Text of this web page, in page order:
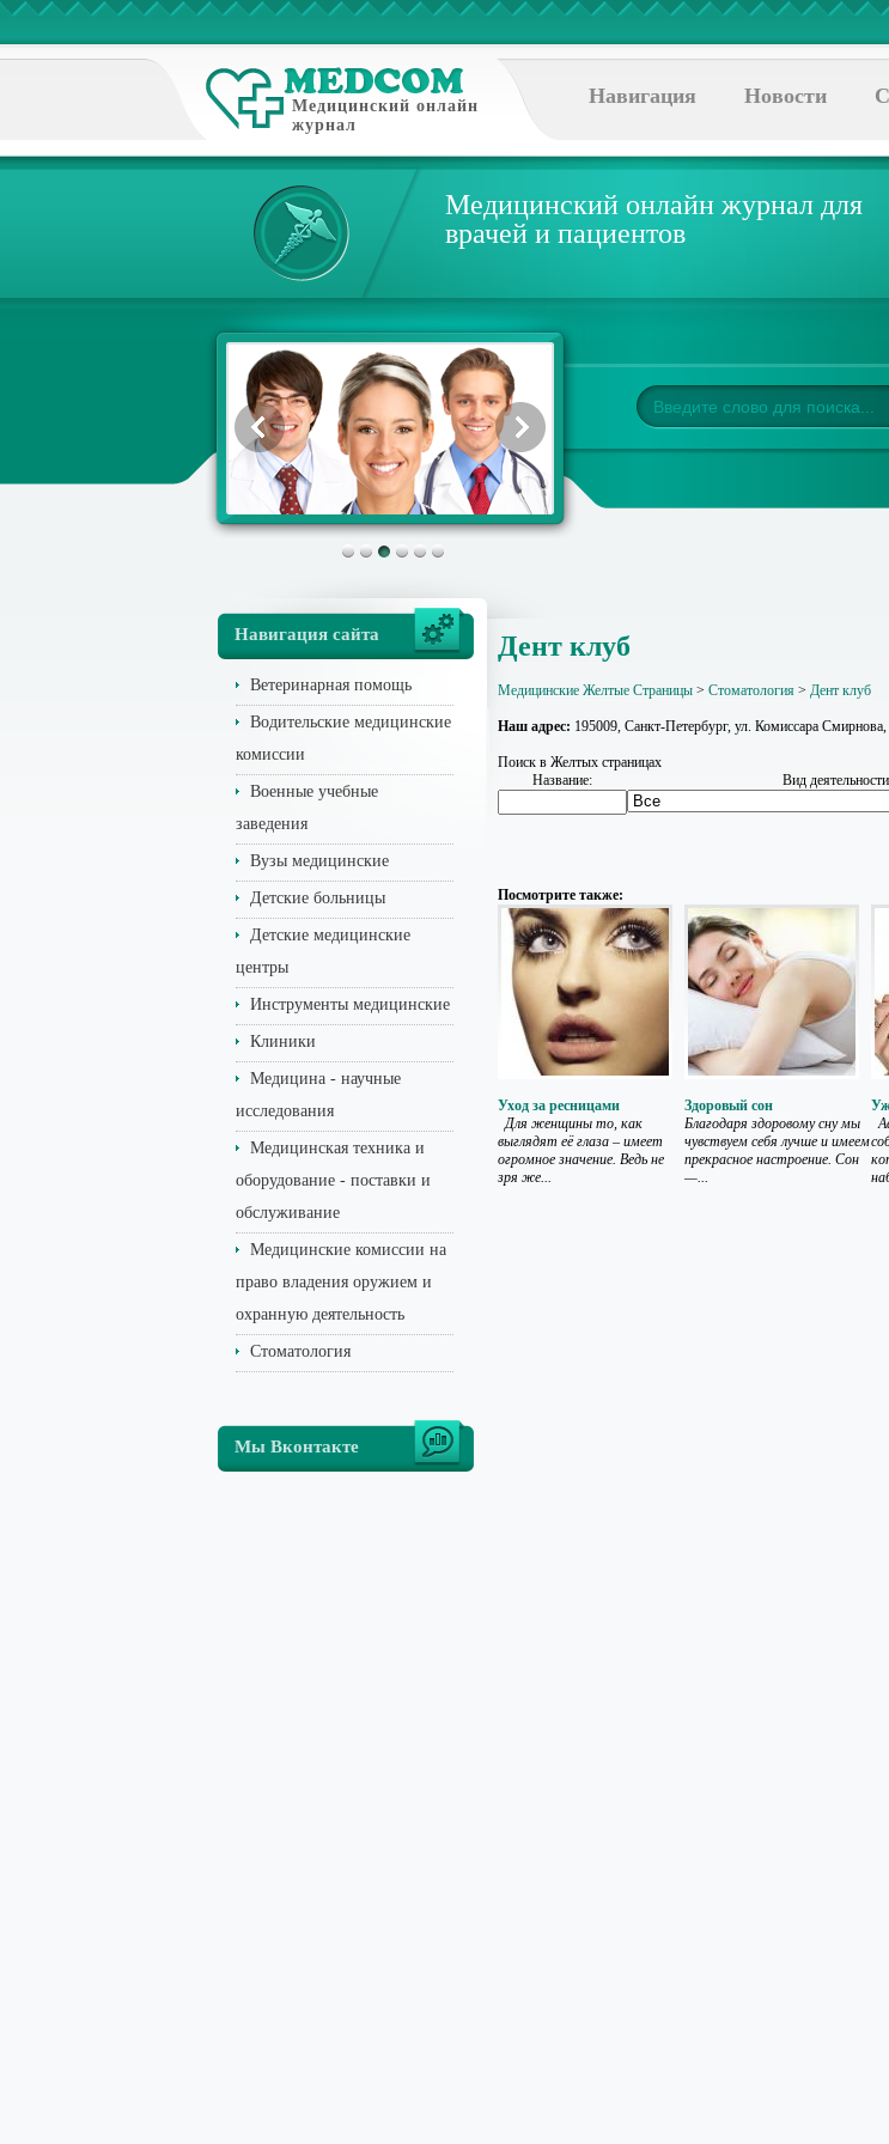
Медицинский онлайн
журнал
Навигация Новости
Медицинский онлайн журнал для
врачей и пациентов
Навигация сайта
Ветеринарная помощь
Водительские медицинские
комиссии
Военные учебные
заведения
Вузы медицинские
Детские больницы
Детские медицинские
центры
Инструменты медицинские
Клиники
Медицина - научные
исследования
Медицинская техника и
оборудование - поставки и
обслуживание
Медицинские комиссии на
право владения оружием и
охранную деятельность
Стоматология
Мы Вконтакте
Дент клуб
Медицинские Желтые Страницы > Стоматология > Дент клуб
Наш адрес: 195009, Санкт-Петербург, ул. Комиссара
Поиск в Желтых страницах
Название:
Вид
Посмотрите также:
Уход за ресницами
Для женщины то, как
выглядят её глаза – имеет
огромное значение. Ведь не
зря же...
Здоровый сон
Благодаря здоровому сну мы
чувствуем себя лучше и имеем
прекрасное настроение. Сон
—...